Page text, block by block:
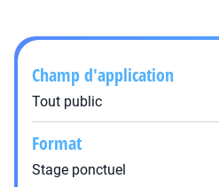
Champ d'application
Tout public
Format
Stage ponctuel